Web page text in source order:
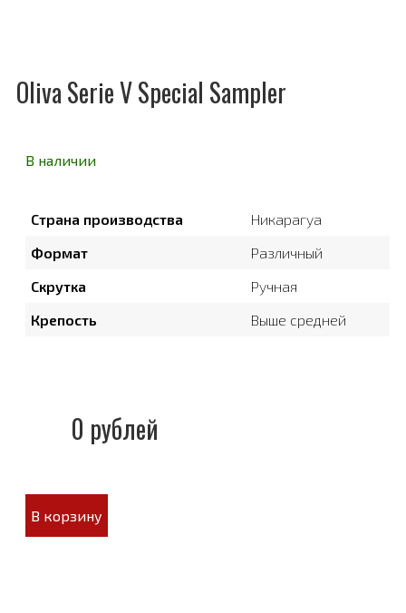
Oliva Serie V Special Sampler
В наличии
Страна производства
Никарагуа
Формат
Различный
Скрутка
Ручная
Крепость
Выше средней
0 рублей
В корзину